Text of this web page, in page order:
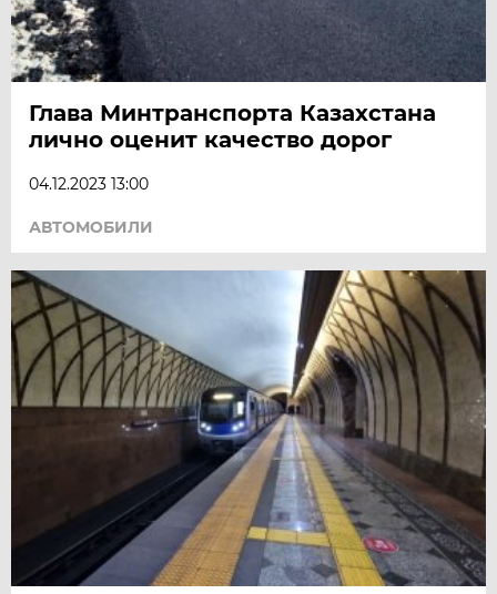
Глава Минтранспорта Казахстана
лично оценит качество дорог
04.12.2023 13:00
АВТОМОБИЛИ